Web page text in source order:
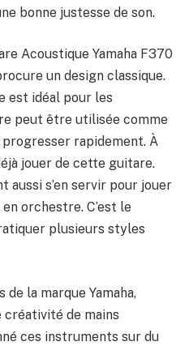
bonne justesse de son.
Acoustique Yamaha F370
un design classique.
est idéal pour les
peut être utilisée comme
rapidement. À
jouer de cette guitare.
aussi s’en servir pour jouer
orchestre. C’est le
plusieurs styles
la marque Yamaha,
créativité de mains
ces instruments sur du